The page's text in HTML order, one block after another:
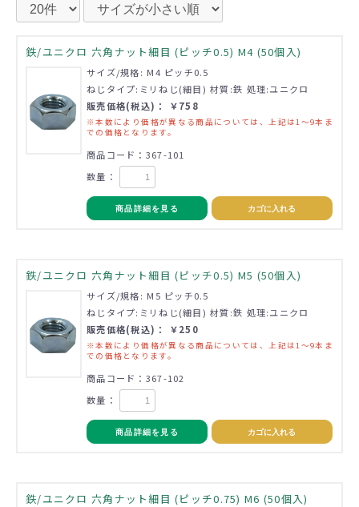
鉄/ユニクロ 六角ナット細目 (ピッチ0.5) M4 (50個入)
サイズ/規格: M4 ピッチ0.5
ねじタイプ:ミリねじ(細目) 材質:鉄 処理:ユニクロ
販売価格(税込)： ￥758
※本数により価格が異なる商品については、上記は1～9本ま
での価格となります。
商品コード：367-101
数量：
商品詳細を見る カゴに入れる
鉄/ユニクロ 六角ナット細目 (ピッチ0.5) M5 (50個入)
サイズ/規格: M5 ピッチ0.5
ねじタイプ:ミリねじ(細目) 材質:鉄 処理:ユニクロ
販売価格(税込)： ￥250
※本数により価格が異なる商品については、上記は1～9本ま
での価格となります。
商品コード：367-102
数量：
商品詳細を見る カゴに入れる
鉄/ユニクロ 六角ナット細目 (ピッチ0.75) M6 (50個入)